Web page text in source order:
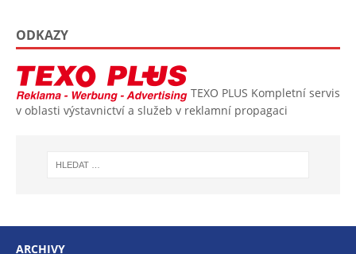
ODKAZY
TEXO PLUS Kompletní servis
v oblasti výstavnictví a služeb v reklamní propagaci
ARCHIVY